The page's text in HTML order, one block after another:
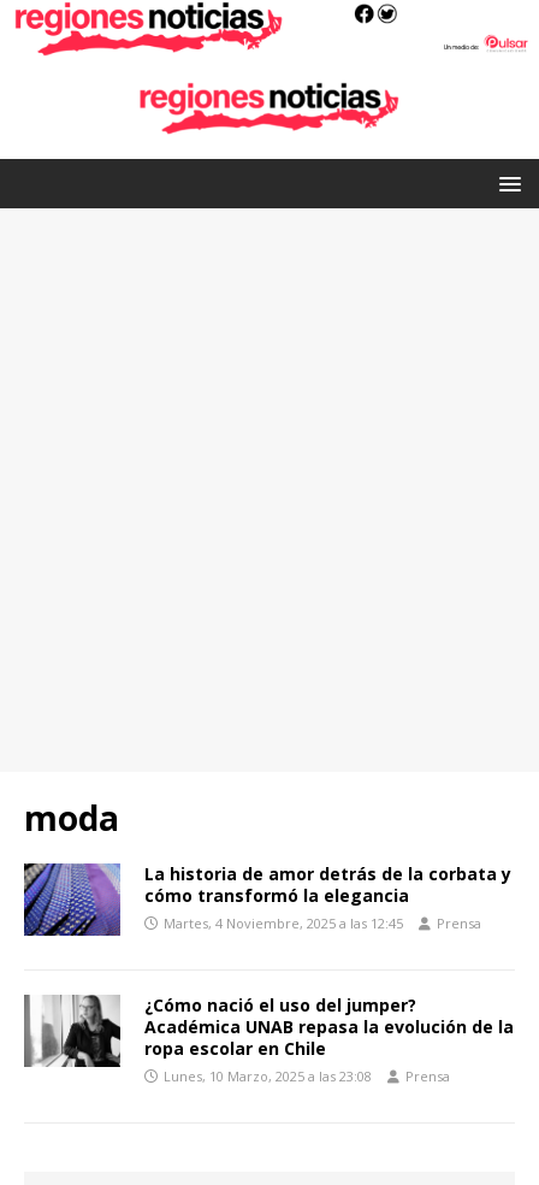
moda
La historia de amor detrás de la corbata y
cómo transformó la elegancia
Martes, 4 Noviembre, 2025 a las 12:45 Prensa
¿Cómo nació el uso del jumper?
Académica UNAB repasa la evolución de la
ropa escolar en Chile
Lunes, 10 Marzo, 2025 a las 23:08 Prensa